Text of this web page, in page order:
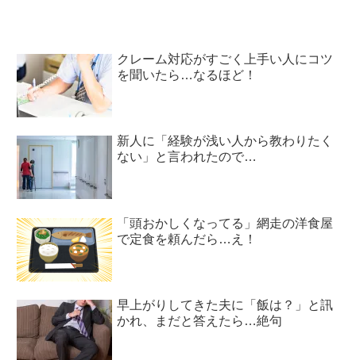
クレーム対応がすごく上手い人にコツ
を聞いたら…なるほど！
新人に「経験が浅い人から教わりたく
ない」と言われたので…
「頭おかしくなってる」網走の洋食屋
で定食を頼んだら…え！
早上がりしてきた夫に「飯は？」と訊
かれ、まだと答えたら…絶句